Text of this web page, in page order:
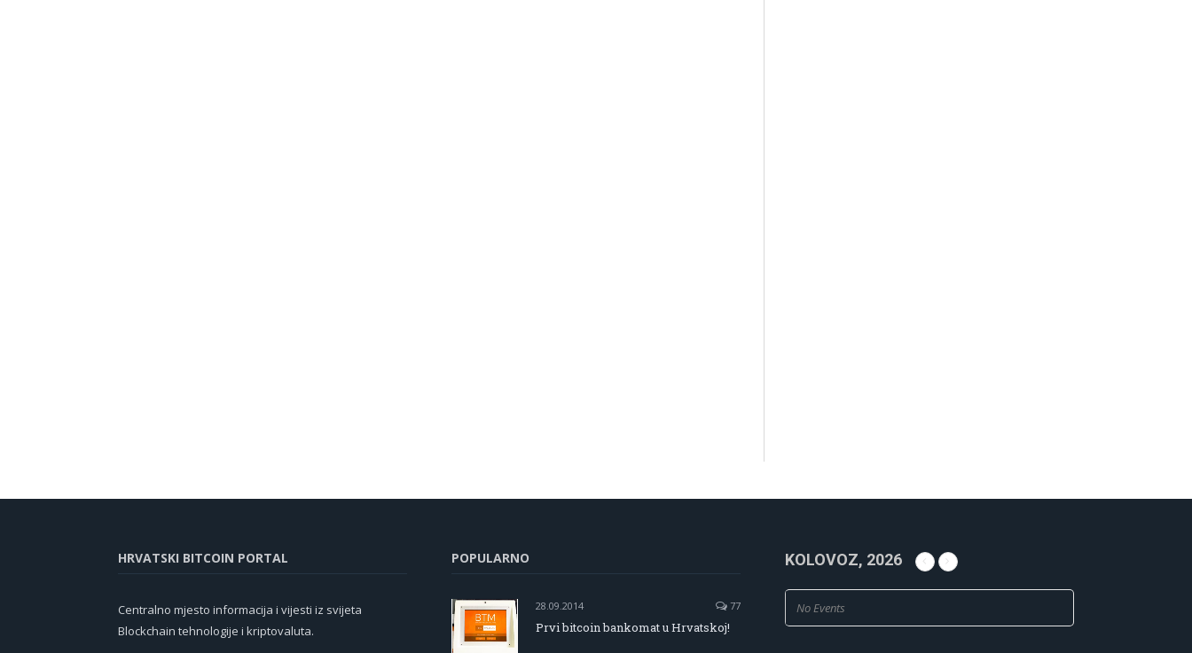
HRVATSKI BITCOIN PORTAL
Centralno mjesto informacija i vijesti iz svijeta
Blockchain tehnologije i kriptovaluta.
POPULARNO
28.09.2014 77
Prvi bitcoin bankomat u Hrvatskoj!
KOLOVOZ, 2026
No Events